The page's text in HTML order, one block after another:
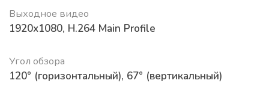
Выходное видео
1920x1080, H.264 Main Profile
Угол обзора
120° (горизонтальный), 67° (вертикальный)